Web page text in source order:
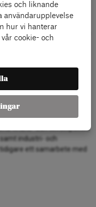
Genom
bidrar Arena Idé
välfärd,
samlar framåtblickande
European Macro
Europas potential
finans- och tillväxtpolitik,
industri- och
ett samarbete med
och liknande
användarupplevelse
hur vi hanterar
cookie- och